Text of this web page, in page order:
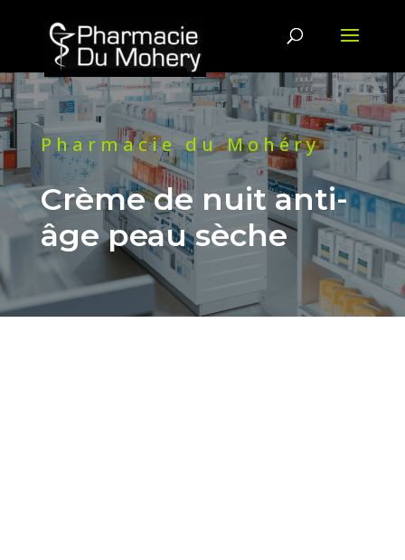
Pharmacie du Mohéry
Crème de nuit anti-
âge peau sèche
DES QUESTIONS ? CONTACTEZ-